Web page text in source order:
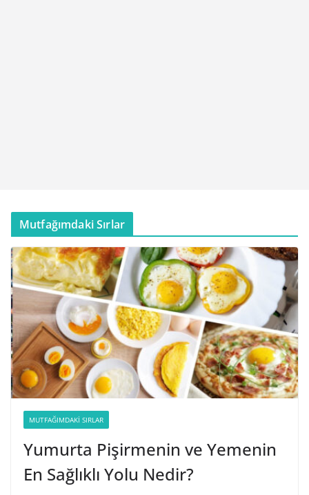
Mutfağımdaki Sırlar
MUTFAĞIMDAKI SIRLAR
Yumurta Pişirmenin ve Yemenin
En Sağlıklı Yolu Nedir?